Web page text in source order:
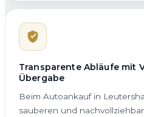
Transparente Abläufe mit
Übergabe
Beim Autoankauf in
sauberen und